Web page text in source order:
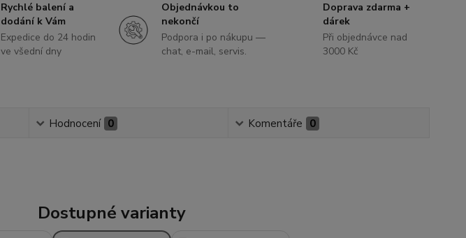
Rychlé balení a
dodání k Vám
Expedice do 24 hodin
ve všední dny
Objednávkou to
nekončí
Podpora i po nákupu —
chat, e-mail, servis.
Doprava zdarma +
dárek
Při objednávce nad
3000 Kč
Hodnocení 0 Komentáře 0
Dostupné varianty